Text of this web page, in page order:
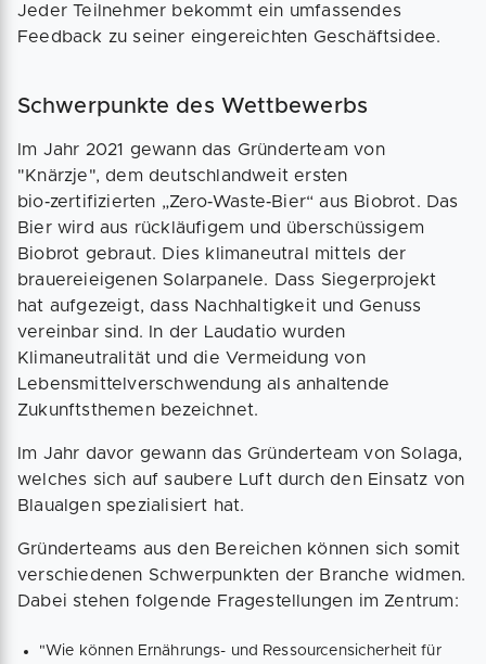
Jeder Teilnehmer bekommt ein umfassendes
Feedback zu seiner eingereichten Geschäftsidee.
Schwerpunkte des Wettbewerbs
Im Jahr 2021 gewann das Gründerteam von
"Knärzje", dem deutschlandweit ersten
bio‑zertifizierten „Zero‑Waste‑Bier“ aus Biobrot. Das
Bier wird aus rückläufigem und überschüssigem
Biobrot gebraut. Dies klimaneutral mittels der
brauereieigenen Solarpanele. Dass Siegerprojekt
hat aufgezeigt, dass Nachhaltigkeit und Genuss
vereinbar sind. In der Laudatio wurden
Klimaneutralität und die Vermeidung von
Lebensmittelverschwendung als anhaltende
Zukunftsthemen bezeichnet.
Im Jahr davor gewann das Gründerteam von Solaga,
welches sich auf saubere Luft durch den Einsatz von
Blaualgen spezialisiert hat.
Gründerteams aus den Bereichen können sich somit
verschiedenen Schwerpunkten der Branche widmen.
Dabei stehen folgende Fragestellungen im Zentrum:
"Wie können Ernährungs- und Ressourcensicherheit für